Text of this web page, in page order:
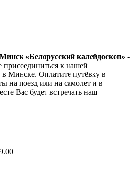
«Белорусский калейдоскоп» -
к нашей
в Минске. Оплатите путёвку в
на поезд или на самолет и в
Вас будет встречать наш